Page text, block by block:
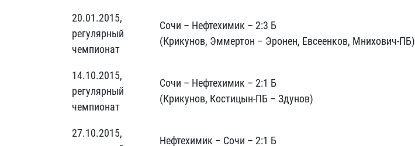
20.01.2015,
регулярный
чемпионат
Сочи – Нефтехимик – 2:3 Б
(Крикунов, Эммертон – Эронен, Евсеенков, Мнихович-ПБ)
14.10.2015,
регулярный
чемпионат
Сочи – Нефтехимик – 2:1 Б
(Крикунов, Костицын-ПБ – Здунов)
27.10.2015,
Нефтехимик – Сочи – 2:1 Б